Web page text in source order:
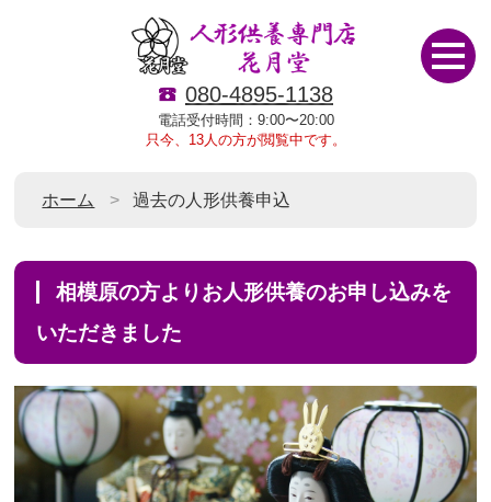
080-4895-1138
電話受付時間：9:00〜20:00
只今、13人の方が閲覧中です。
ホーム 過去の人形供養申込
相模原の方よりお人形供養のお申し込みを
いただきました